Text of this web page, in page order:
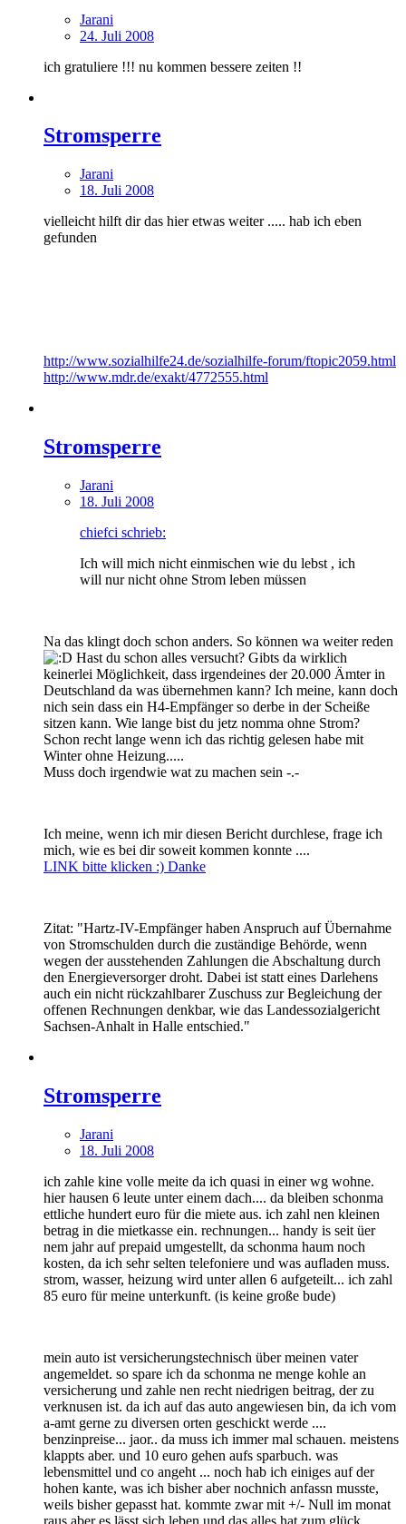
Jarani
24. Juli 2008
ich gratuliere !!! nu kommen bessere zeiten !!
Stromsperre
Jarani
18. Juli 2008
vielleicht hilft dir das hier etwas weiter ..... hab ich eben
gefunden
http://www.sozialhilfe24.de/sozialhilfe-forum/ftopic2059.html
http://www.mdr.de/exakt/4772555.html
Stromsperre
Jarani
18. Juli 2008
chiefci schrieb:
Ich will mich nicht einmischen wie du lebst , ich
will nur nicht ohne Strom leben müssen
Na das klingt doch schon anders. So können wa weiter reden
Hast du schon alles versucht? Gibts da wirklich
keinerlei Möglichkeit, dass irgendeines der 20.000 Ämter in
Deutschland da was übernehmen kann? Ich meine, kann doch
nich sein dass ein H4-Empfänger so derbe in der Scheiße
sitzen kann. Wie lange bist du jetz nomma ohne Strom?
Schon recht lange wenn ich das richtig gelesen habe mit
Winter ohne Heizung.....
Muss doch irgendwie wat zu machen sein -.-
Ich meine, wenn ich mir diesen Bericht durchlese, frage ich
mich, wie es bei dir soweit kommen konnte ....
LINK bitte klicken :) Danke
Zitat: "Hartz-IV-Empfänger haben Anspruch auf Übernahme
von Stromschulden durch die zuständige Behörde, wenn
wegen der ausstehenden Zahlungen die Abschaltung durch
den Energieversorger droht. Dabei ist statt eines Darlehens
auch ein nicht rückzahlbarer Zuschuss zur Begleichung der
offenen Rechnungen denkbar, wie das Landessozialgericht
Sachsen-Anhalt in Halle entschied."
Stromsperre
Jarani
18. Juli 2008
ich zahle kine volle meite da ich quasi in einer wg wohne.
hier hausen 6 leute unter einem dach.... da bleiben schonma
ettliche hundert euro für die miete aus. ich zahl nen kleinen
betrag in die mietkasse ein. rechnungen... handy is seit üer
nem jahr auf prepaid umgestellt, da schonma haum noch
kosten, da ich sehr selten telefoniere und was aufladen muss.
strom, wasser, heizung wird unter allen 6 aufgeteilt... ich zahl
85 euro für meine unterkunft. (is keine große bude)
mein auto ist versicherungstechnisch über meinen vater
angemeldet. so spare ich da schonma ne menge kohle an
versicherung und zahle nen recht niedrigen beitrag, der zu
verknusen ist. da ich auf das auto angewiesen bin, da ich vom
a-amt gerne zu diversen orten geschickt werde ....
benzinpreise... jaor.. da muss ich immer mal schauen. meistens
klappts aber. und 10 euro gehen aufs sparbuch. was
lebensmittel und co angeht ... noch hab ich einiges auf der
hohen kante, was ich bisher aber nochnich anfassn musste,
weils bisher gepasst hat. kommte zwar mit +/- Null im monat
raus aber es lässt sich leben und das alles hat zum glück